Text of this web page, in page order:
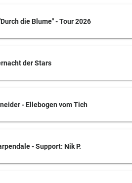
die Blume" - Tour 2026
der Stars
- Ellebogen vom Tich
- Support: Nik P.